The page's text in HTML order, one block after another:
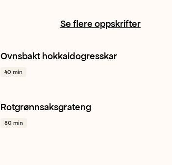
Se flere oppskrifter
Hokkaidogresskar Sitron
Hvitløk
+ 1
Ovnsbakt hokkaidogresskar
40 min
Gulrot Sellerirot Kålrot
Rotgrønnsaksgrateng
80 min